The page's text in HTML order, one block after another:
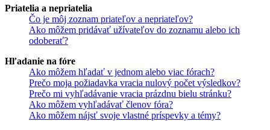
Priatelia a nepriatelia
Čo je môj zoznam priateľov a nepriateľov?
Ako môžem pridávať užívateľov do zoznamu alebo ich
odoberať?
Hľadanie na fóre
Ako môžem hľadať v jednom alebo viac fórach?
Prečo moja požiadavka vracia nulový počet výsledkov?
Prečo mi vyhľadávanie vracia prázdnu bielu stránku?
Ako môžem vyhľadávať členov fóra?
Ako môžem nájsť svoje vlastné príspevky a témy?